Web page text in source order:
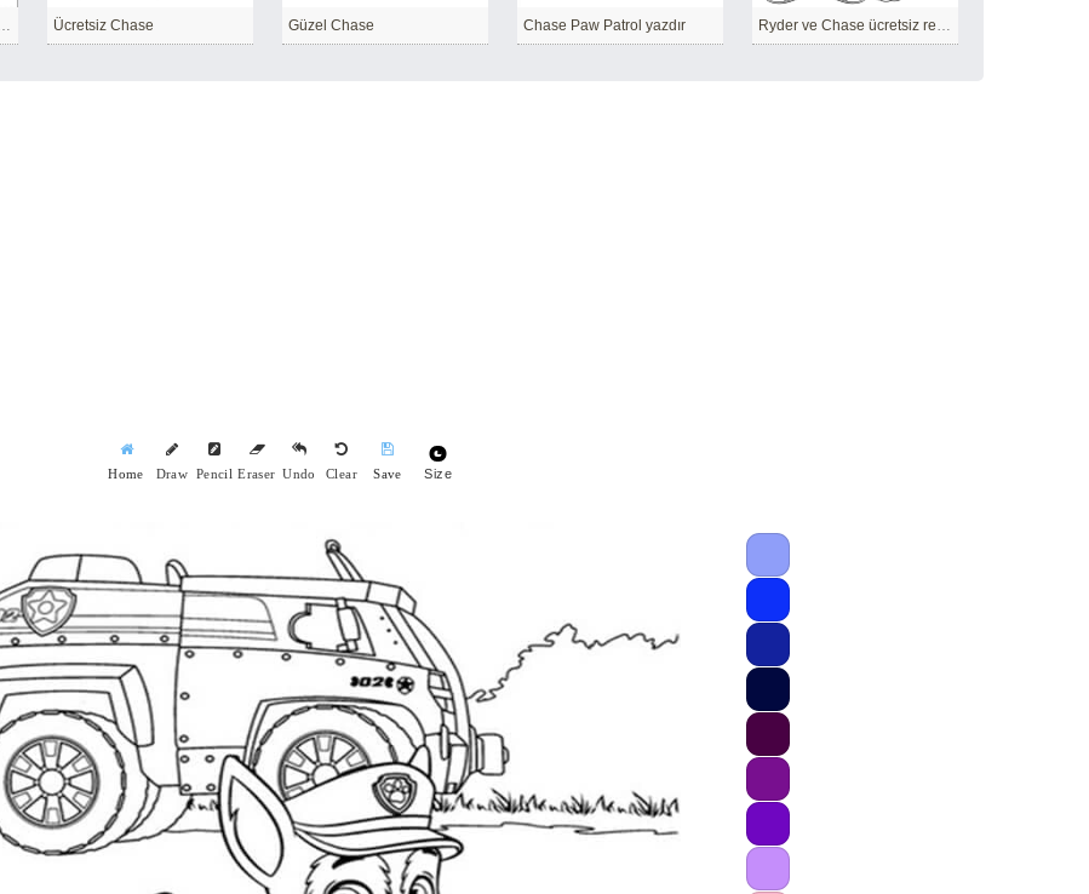
Chase Paw Patrol Ücretsiz Chase Güzel Chase Chase Paw Patrol yazdır Ryder ve Chase ücretsiz resim
Home Draw Pencil Eraser Undo Clear Save Size